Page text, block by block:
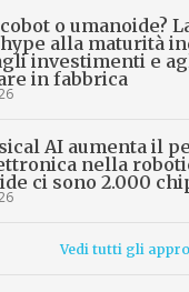
o umanoide?
alla maturità
investimenti e
in fabbrica
AI aumenta il
nella
ci sono 2.000
Vedi tutti gli